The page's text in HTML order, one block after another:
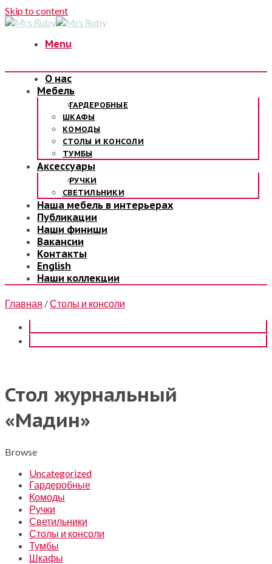
Skip to content
Menu
О нас
Мебель
ГАРДЕРОБНЫЕ
ШКАФЫ
КОМОДЫ
СТОЛЫ И КОНСОЛИ
ТУМБЫ
Аксессуары
РУЧКИ
СВЕТИЛЬНИКИ
Наша мебель в интерьерах
Публикации
Наши финиши
Вакансии
Контакты
English
Наши коллекции
Главная /Столы и консоли
Стол журнальный
«Мадин»
Browse
Uncategorized
Гардеробные
Комоды
Ручки
Светильники
Столы и консоли
Тумбы
Шкафы